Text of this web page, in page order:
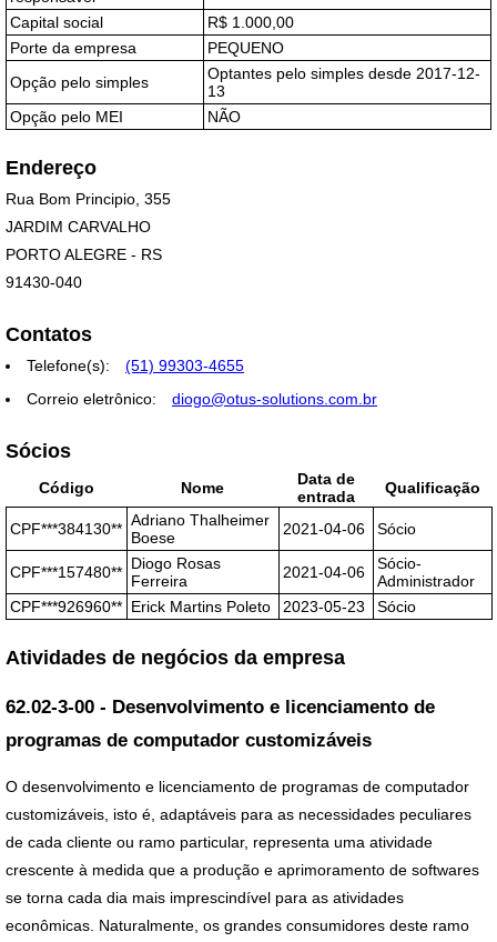
Capital social
R$ 1.000,00
Porte da empresa
PEQUENO
Opção pelo simples
Optantes pelo simples desde 2017-12-
13
Opção pelo MEI
NÃO
Endereço
Rua Bom Principio, 355
JARDIM CARVALHO
PORTO ALEGRE - RS
91430-040
Contatos
Telefone(s):
(51) 99303-4655
Correio eletrônico:
diogo@otus-solutions.com.br
Sócios
Código Nome
Data de
entrada
Qualificação
CPF***384130** Adriano Thalheimer
Boese
2021-04-06 Sócio
CPF***157480** Diogo Rosas
Ferreira
2021-04-06
Sócio-
Administrador
CPF***926960** Erick Martins Poleto 2023-05-23 Sócio
Atividades de negócios da empresa
62.02-3-00 - Desenvolvimento e licenciamento de
programas de computador customizáveis
O desenvolvimento e licenciamento de programas de computador
customizáveis, isto é, adaptáveis para as necessidades peculiares
de cada cliente ou ramo particular, representa uma atividade
crescente à medida que a produção e aprimoramento de softwares
se torna cada dia mais imprescindível para as atividades
econômicas. Naturalmente, os grandes consumidores deste ramo